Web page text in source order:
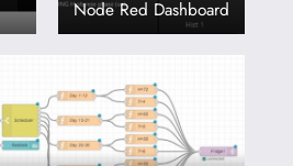
Node Red Dashboard